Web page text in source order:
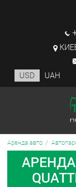
USD
UAH
Аренда авто
АРЕНДА